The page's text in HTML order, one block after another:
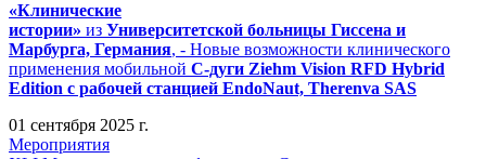
«Клинические
истории» из Университетской больницы Гиссена и
Марбурга, Германия, - Новые возможности клинического
применения мобильной С-дуги Ziehm Vision RFD Hybrid
Edition с рабочей станцией EndoNaut, Therenva SAS
01 сентября 2025 г.
Мероприятия